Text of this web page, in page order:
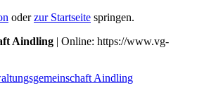
oderzur Startseite springen.
Aindling | Online: https://www.vg-